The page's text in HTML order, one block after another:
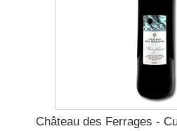
Château des Ferrages -